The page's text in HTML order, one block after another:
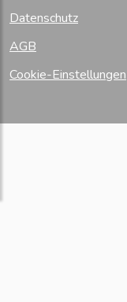
Datenschutz
AGB
Cookie-Einstellungen